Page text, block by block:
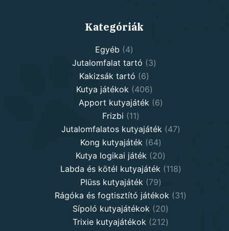
Kategóriák
Egyéb 44
products
Jutalomfalat tartó 33
Kakizsák tartó 66
products
Kutya játékok 406406
products
Apport kutyajáték 66
Frizbi 1111
products
Jutalomfalatos kutyajáték 4747
Kong kutyajáték 6464
products
Kutya logikai játék 2020
products
Labda és kötél kutyajáték 118118
Plüss kutyajáték 7979
products
Rágóka és fogtisztító játékok 3131
Sípoló kutyajátékok 2020
products
Trixie kutyajátékok 212212